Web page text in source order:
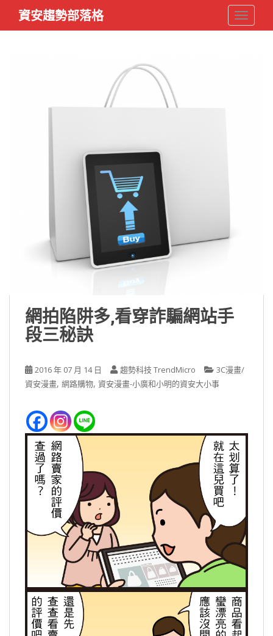
i
資安趨勢部落格
網拍陷阱多,看穿詐騙網站手
段三秘訣
2016 年 07 月 14 日 趨勢科技 TrendMicro
3C漫畫/
資安漫畫, 網路購物, 資安漫畫-小廣和小明的資安大小事